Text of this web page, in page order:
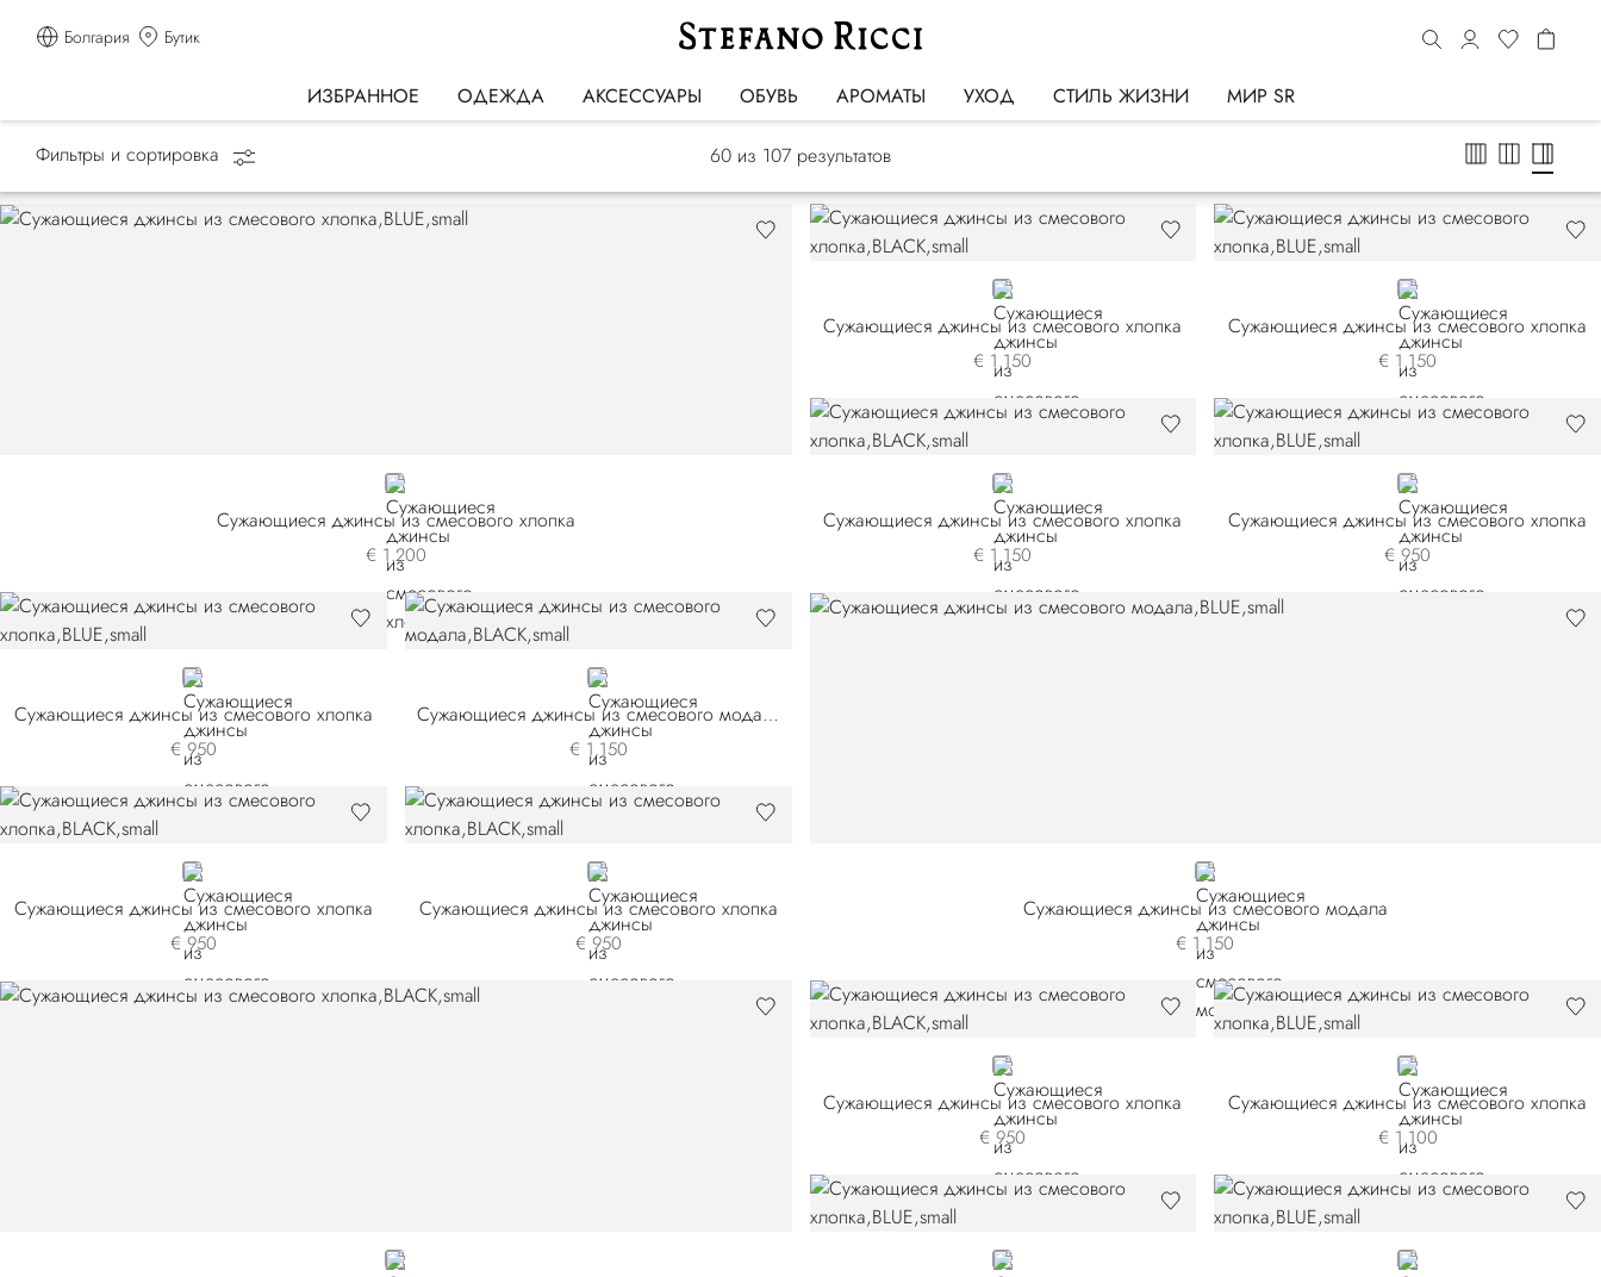
Болгария Бутик
ИЗБРАННОЕ ОДЕЖДА АКСЕССУАРЫ ОБУВЬ АРОМАТЫ УХОД СТИЛЬ ЖИЗНИ МИР SR
Главная страница ОДЕЖДА
Джинсы
Фильтры и сортировка 60 из 107 результатов
BLUE
Сужающиеся джинсы из смесового хлопка
€ 1.200
BLACK
Сужающиеся джинсы из смесового хлопка
€ 1.150
BLUE
Сужающиеся джинсы из смесового хлопка
€ 1.150
BLACK
Сужающиеся джинсы из смесового хлопка
€ 1.150
BLUE
Сужающиеся джинсы из смесового хлопка
€ 950
BLUE
Сужающиеся джинсы из смесового хлопка
€ 950
BLACK
Сужающиеся джинсы из смесового модала
€ 1.150
BLUE
Сужающиеся джинсы из смесового модала
€ 1.150
BLACK
Сужающиеся джинсы из смесового хлопка
€ 950
BLACK
Сужающиеся джинсы из смесового хлопка
€ 950
BLACK
BLACK
Сужающиеся джинсы из смесового хлопка
€ 950
BLUE
Сужающиеся джинсы из смесового хлопка
€ 1.100
BLUE
BLUE